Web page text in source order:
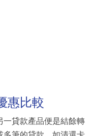
惠比較
一貸款產品便是結餘轉